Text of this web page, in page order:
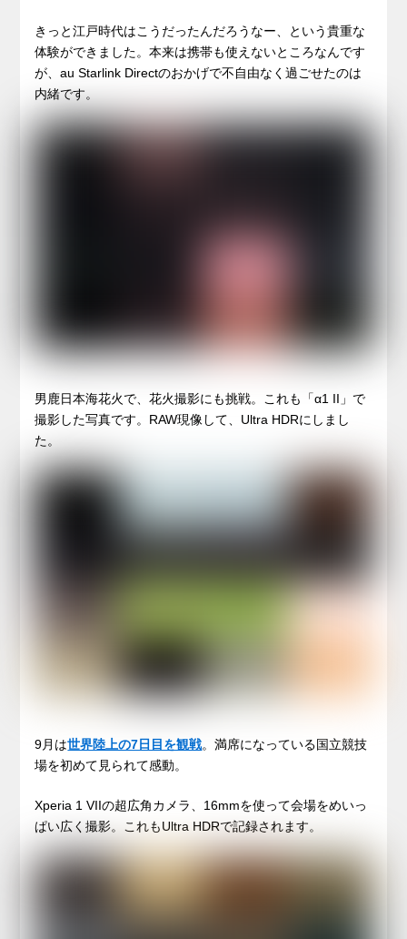
きっと江戸時代はこうだったんだろうなー、という貴重な
体験ができました。本来は携帯も使えないところなんです
が、au Starlink Directのおかげで不自由なく過ごせたのは
内緒です。
男鹿日本海花火で、花火撮影にも挑戦。これも「α1 II」で
撮影した写真です。RAW現像して、Ultra HDRにしまし
た。
9月は世界陸上の7日目を観戦。満席になっている国立競技
場を初めて見られて感動。
Xperia 1 VIIの超広角カメラ、16mmを使って会場をめいっ
ぱい広く撮影。これもUltra HDRで記録されます。